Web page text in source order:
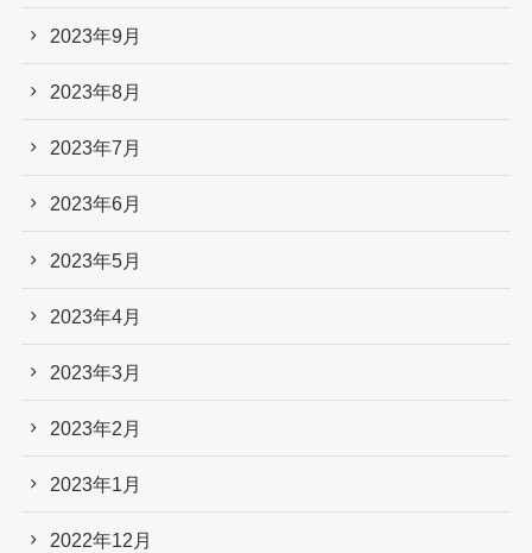
2023年9月
2023年8月
2023年7月
2023年6月
2023年5月
2023年4月
2023年3月
2023年2月
2023年1月
2022年12月